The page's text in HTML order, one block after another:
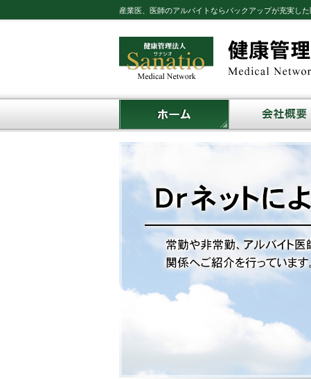
産業医、医師のアルバイトならバックアップが充実し